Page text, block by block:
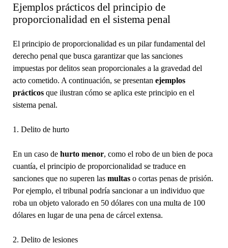
Ejemplos prácticos del principio de
proporcionalidad en el sistema penal
El principio de proporcionalidad es un pilar fundamental del
derecho penal que busca garantizar que las sanciones
impuestas por delitos sean proporcionales a la gravedad del
acto cometido. A continuación, se presentan ejemplos
prácticosque ilustran cómo se aplica este principio en el
sistema penal.
1. Delito de hurto
En un caso de hurto menor, como el robo de un bien de poca
cuantía, el principio de proporcionalidad se traduce en
sanciones que no superen las multaso cortas penas de prisión.
Por ejemplo, el tribunal podría sancionar a un individuo que
roba un objeto valorado en 50 dólares con una multa de 100
dólares en lugar de una pena de cárcel extensa.
2. Delito de lesiones